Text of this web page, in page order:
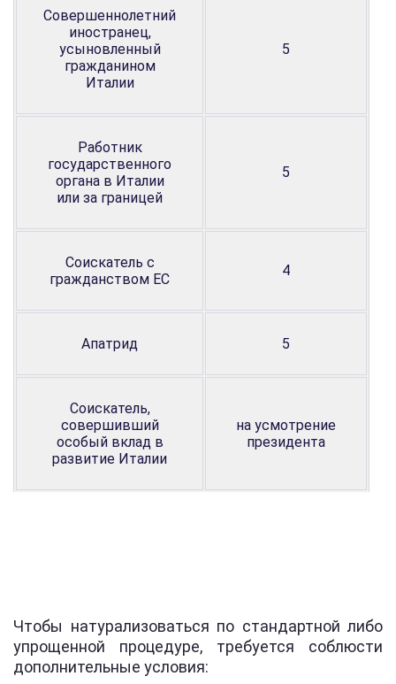
Совершеннолетний
иностранец,
усыновленный
гражданином
Италии
5
Работник
государственного
органа в Италии
или за границей
5
Соискатель с
гражданством ЕС
4
Апатрид 5
Соискатель,
совершивший
особый вклад в
развитие Италии
на усмотрение
президента
Чтобы натурализоваться по стандартной либо
упрощенной процедуре, требуется соблюсти
дополнительные условия: